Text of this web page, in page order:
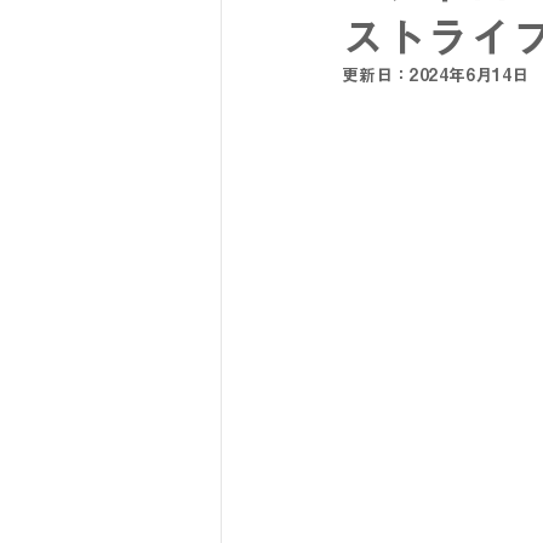
SY32 by SWEET YEARS
ストライ
更新日： 2024年6月14日